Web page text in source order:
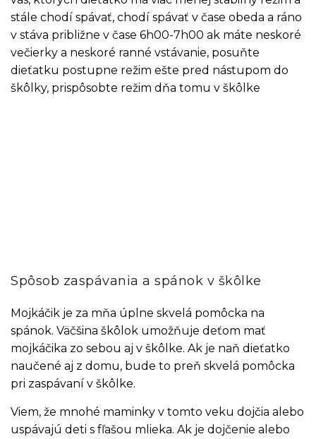
stále chodí spávať, chodí spávať v čase obeda a ráno
v stáva približne v čase 6h00-7h00 ak máte neskoré
večierky a neskoré ranné vstávanie, posuňte
dieťatku postupne režim ešte pred nástupom do
škôlky, prispôsobte režim dňa tomu v škôlke
Spôsob zaspávania a spánok v škôlke
Mojkáčik je za mňa úplne skvelá pomôcka na
spánok. Väčšina škôlok umožňuje deťom mať
mojkáčika zo sebou aj v škôlke. Ak je naň dieťatko
naučené aj z domu, bude to preň skvelá pomôcka
pri zaspávaní v škôlke.
Viem, že mnohé maminky v tomto veku dojčia alebo
uspávajú deti s fľašou mlieka. Ak je dojčenie alebo